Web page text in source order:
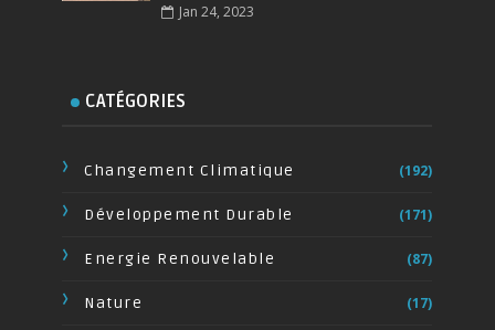
Jan 24, 2023
CATÉGORIES
Changement Climatique (192)
Développement Durable (171)
Energie Renouvelable (87)
Nature (17)